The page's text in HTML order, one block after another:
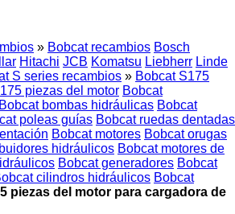
» Bobcat recambios Bosch
Hitachi JCB Komatsu Liebherr Linde
S series recambios » Bobcat S175
piezas del motor Bobcat
Bobcat bombas hidráulicas Bobcat
poleas guías Bobcat ruedas dentadas
Bobcat motores Bobcat orugas
hidráulicos Bobcat motores de
Bobcat generadores Bobcat
cilindros hidráulicos Bobcat
piezas del motor para cargadora de